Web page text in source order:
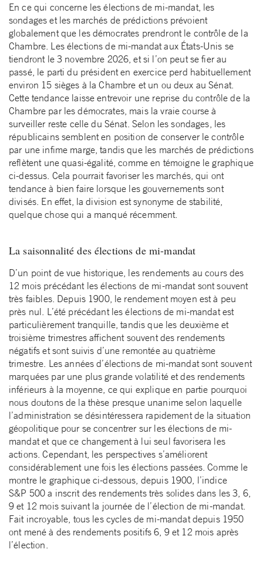
En ce qui concerne les élections de mi-mandat, les
sondages et les marchés de prédictions prévoient
globalement que les démocrates prendront le contrôle de la
Chambre. Les élections de mi-mandat aux États-Unis se
tiendront le 3 novembre 2026, et si l’on peut se fier au
passé, le parti du président en exercice perd habituellement
environ 15 sièges à la Chambre et un ou deux au Sénat.
Cette tendance laisse entrevoir une reprise du contrôle de la
Chambre par les démocrates, mais la vraie course à
surveiller reste celle du Sénat. Selon les sondages, les
républicains semblent en position de conserver le contrôle
par une infime marge, tandis que les marchés de prédictions
reflètent une quasi-égalité, comme en témoigne le graphique
ci-dessus. Cela pourrait favoriser les marchés, qui ont
tendance à bien faire lorsque les gouvernements sont
divisés. En effet, la division est synonyme de stabilité,
quelque chose qui a manqué récemment.
La saisonnalité des élections de mi-mandat
D’un point de vue historique, les rendements au cours des
12 mois précédant les élections de mi-mandat sont souvent
très faibles. Depuis 1900, le rendement moyen est à peu
près nul. L’été précédant les élections de mi-mandat est
particulièrement tranquille, tandis que les deuxième et
troisième trimestres affichent souvent des rendements
négatifs et sont suivis d’une remontée au quatrième
trimestre. Les années d’élections de mi-mandat sont souvent
marquées par une plus grande volatilité et des rendements
inférieurs à la moyenne, ce qui explique en partie pourquoi
nous doutons de la thèse presque unanime selon laquelle
l’administration se désintéressera rapidement de la situation
géopolitique pour se concentrer sur les élections de mi-
mandat et que ce changement à lui seul favorisera les
actions. Cependant, les perspectives s’améliorent
considérablement une fois les élections passées. Comme le
montre le graphique ci-dessous, depuis 1900, l’indice
S&P 500 a inscrit des rendements très solides dans les 3, 6,
9 et 12 mois suivant la journée de l’élection de mi-mandat.
Fait incroyable, tous les cycles de mi-mandat depuis 1950
ont mené à des rendements positifs 6, 9 et 12 mois après
l’élection.